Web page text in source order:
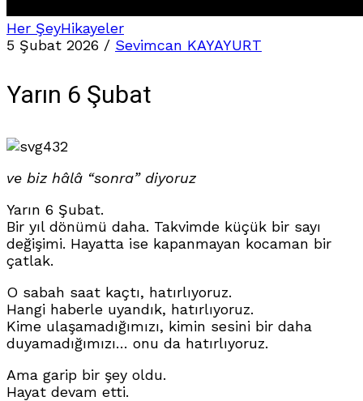
Her ŞeyHikayeler
5 Şubat 2026 / Sevimcan KAYAYURT
Yarın 6 Şubat
432
ve biz hâlâ “sonra” diyoruz
Yarın 6 Şubat.
Bir yıl dönümü daha. Takvimde küçük bir sayı
değişimi. Hayatta ise kapanmayan kocaman bir
çatlak.
O sabah saat kaçtı, hatırlıyoruz.
Hangi haberle uyandık, hatırlıyoruz.
Kime ulaşamadığımızı, kimin sesini bir daha
duyamadığımızı… onu da hatırlıyoruz.
Ama garip bir şey oldu.
Hayat devam etti.